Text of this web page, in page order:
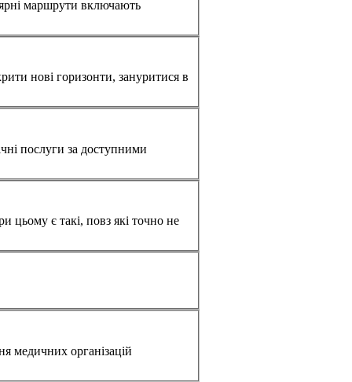
нові горизонти, зануритися в
послуги за доступними
цьому є такі, повз які точно не
медичних організацій